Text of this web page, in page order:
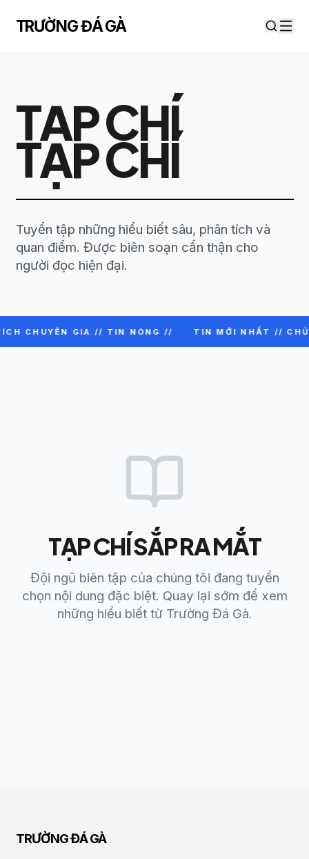
TRƯỜNG ĐÁ GÀ
TẠP CHÍ
TẠP CHÍ
Tuyển tập những hiểu biết sâu, phân tích và
quan điểm. Được biên soạn cẩn thận cho
người đọc hiện đại.
CHUYÊN GIA // TIN NÓNG // TIN MỚI NHẤT //
TẠP CHÍ SẮP RA MẮT
Đội ngũ biên tập của chúng tôi đang tuyển
chọn nội dung đặc biệt. Quay lại sớm để xem
những hiểu biết từ Trường Đá Gà.
TRƯỜNG ĐÁ GÀ